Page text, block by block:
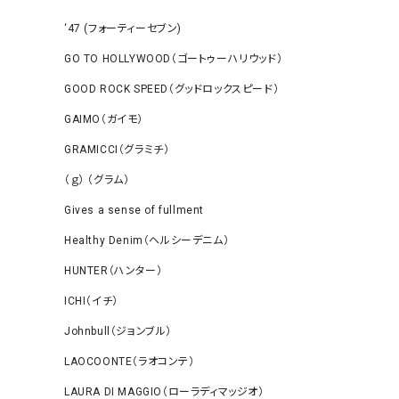
‘47 (フォーティーセブン)
GO TO HOLLYWOOD（ゴートゥーハリウッド）
GOOD ROCK SPEED（グッドロックスピード）
GAIMO（ガイモ）
GRAMICCI（グラミチ）
（ｇ） （グラム）
Gives a sense of fullment
Healthy Denim（ヘルシーデニム）
HUNTER（ハンター）
ICHI（イチ）
Johnbull（ジョンブル）
LAOCOONTE（ラオコンテ）
LAURA DI MAGGIO（ローラディマッジオ）